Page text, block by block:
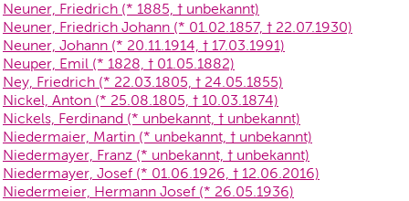
Neuner, Friedrich (* 1885, † unbekannt)
Neuner, Friedrich Johann (* 01.02.1857, † 22.07.1930)
Neuner, Johann (* 20.11.1914, † 17.03.1991)
Neuper, Emil (* 1828, † 01.05.1882)
Ney, Friedrich (* 22.03.1805, † 24.05.1855)
Nickel, Anton (* 25.08.1805, † 10.03.1874)
Nickels, Ferdinand (* unbekannt, † unbekannt)
Niedermaier, Martin (* unbekannt, † unbekannt)
Niedermayer, Franz (* unbekannt, † unbekannt)
Niedermayer, Josef (* 01.06.1926, † 12.06.2016)
Niedermeier, Hermann Josef (* 26.05.1936)